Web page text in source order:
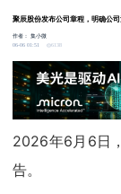
聚辰股份发布公司章程，明确公
作者：集小微
06-06 01:51
6138
2026年6月6日
告。